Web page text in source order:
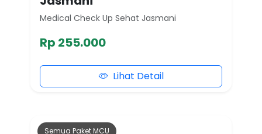
Medical Check Up Sehat Jasmani
Rp 255.000
Lihat Detail
Semua Paket MCU